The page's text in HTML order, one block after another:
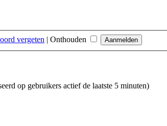
vergeten | Onthouden
op gebruikers actief de laatste 5 minuten)